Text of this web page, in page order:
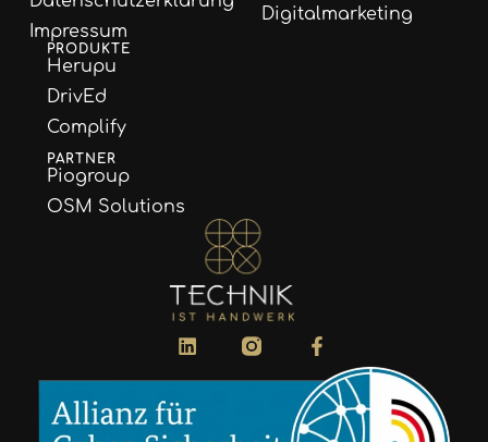
Impressum
Digitalmarketing
PRODUKTE
Herupu
DrivEd
Complify
PARTNER
Piogroup
OSM Solutions